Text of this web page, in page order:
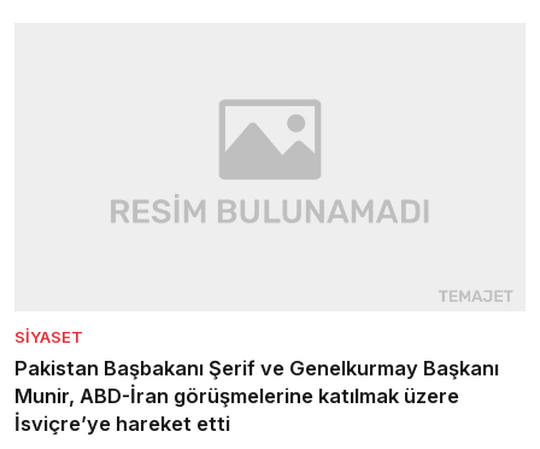
SIYASET
Pakistan Başbakanı Şerif ve Genelkurmay Başkanı
Munir, ABD-İran görüşmelerine katılmak üzere
İsviçre’ye hareket etti